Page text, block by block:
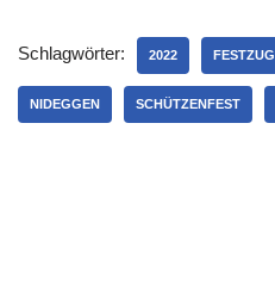
Schlagwörter: 2022 FESTZUG
NIDEGGEN SCHÜTZENFEST